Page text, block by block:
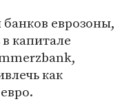
еврозоны,
капитале
как